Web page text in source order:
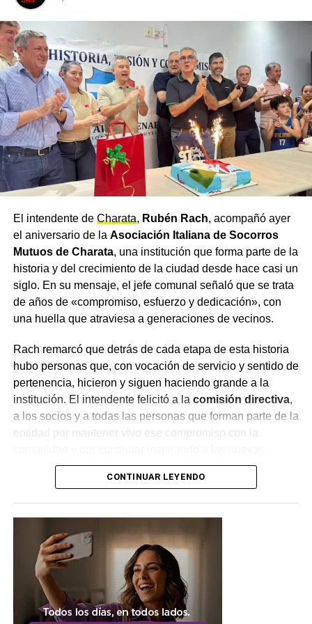
El pedido al resto del Concejo
Desde elBloque Frente Chaqueñoreafirmaron el
compromiso de defender la soberanía y el patrimonio
nacional, y convocaron también al oficialismo local a
acompañar el rechazo de la iniciativa. Gauna sostuvo
que, cuando se trata de defender la Argentina, las
diferencias políticas deben quedar de lado y prevalecer el
interés de todos los argentinos.
El planteo se realizó en el marco de las sesiones del
tratamiento de la reforma en el Senado de la Nación.
Másnoticias de CharataenCharataChaco.Net.
El intendente de Charata, Rubén Rach, acompañó ayer
el aniversario de la Asociación Italiana de Socorros
Mutuos de Charata, una institución que forma parte de la
historia y del crecimiento de la ciudad desde hace casi un
siglo. En su mensaje, el jefe comunal señaló que se trata
de años de «compromiso, esfuerzo y dedicación», con
una huella que atraviesa a generaciones de vecinos.
Rach remarcó que detrás de cada etapa de esta historia
hubo personas que, con vocación de servicio y sentido de
pertenencia, hicieron y siguen haciendo grande a la
institución. El intendente felicitó a la comisión directiva,
a los socios y a todas las personas que forman parte de la
entidad por mantener vivo ese compromiso con la
generaciones.
Casi un siglo de historia en
Charata
La Asociación Italiana fue fundada el 4 de agosto de 1929
por un grupo de vecinos italianos reunidos en asamblea,
cuando Charata todavía formaba parte del entonces
Territorio Nacional del Chaco. Desde entonces, la
CONTINUAR LEYENDO